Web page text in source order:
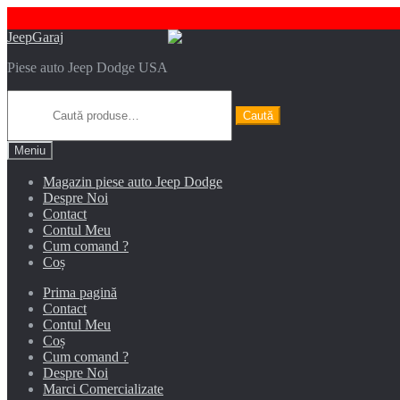
Sari
navigare
Sari
conținut
JeepGaraj
Piese auto Jeep Dodge USA
Caută
Meniu
Magazin piese auto Jeep Dodge
Despre Noi
Contact
Contul Meu
Cum comand ?
Coș
Prima pagină
Contact
Contul Meu
Coș
Cum comand ?
Despre Noi
Marci Comercializate